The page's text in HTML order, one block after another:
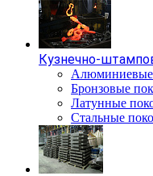
Кузнечно-
Алюминиевые
Бронзовые
Латунные
Стальные